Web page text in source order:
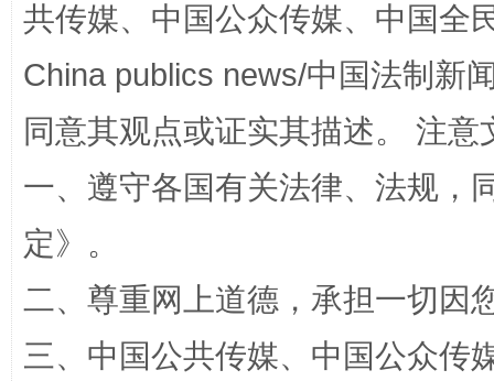
共传媒、中国公众传媒、中国全
China publics news/中国法制新
同意其观点或证实其描述。 注
一、遵守各国有关法律、法规，
定》。
二、尊重网上道德，承担一切因
三、中国公共传媒、中国公众传